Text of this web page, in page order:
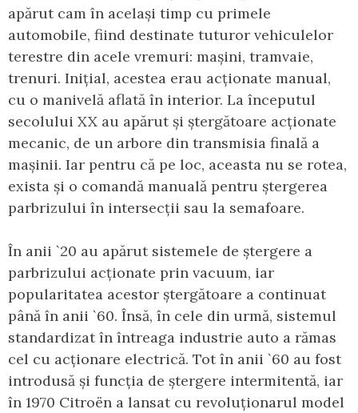
apărut cam în același timp cu primele
automobile, fiind destinate tuturor vehiculelor
terestre din acele vremuri: mașini, tramvaie,
trenuri. Inițial, acestea erau acționate manual,
cu o manivelă aflată în interior. La începutul
secolului XX au apărut și ștergătoare acționate
mecanic, de un arbore din transmisia finală a
mașinii. Iar pentru că pe loc, aceasta nu se rotea,
exista și o comandă manuală pentru ștergerea
parbrizului în intersecții sau la semafoare.
În anii `20 au apărut sistemele de ștergere a
parbrizului acționate prin vacuum, iar
popularitatea acestor ștergătoare a continuat
până în anii `60. Însă, în cele din urmă, sistemul
standardizat în întreaga industrie auto a rămas
cel cu acționare electrică. Tot în anii `60 au fost
introdusă și funcția de ștergere intermitentă, iar
în 1970 Citroën a lansat cu revoluționarul model